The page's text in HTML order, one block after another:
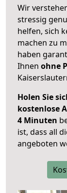
Wir
stressig
helfen, sich
machen zu
haben
Ihnen ohne
Holen Sie
kostenlose
4 Minuten
ist, dass all
angeboten